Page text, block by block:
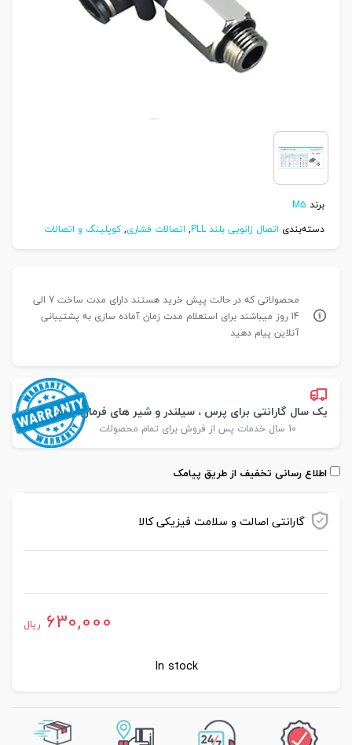
برند M5
دسته‌بندی اتصال زانویی بلند PLL , اتصالات فشاری,کوپلینگ و اتصالات
محصولاتی که در حالت پیش خرید هستند دارای مدت ساخت 7 الی
14 روز میباشند برای استعلام مدت زمان آماده سازی به پشتیبانی
آنلاین پیام دهید
یک سال گارانتی برای پرس ، سیلندر و شیر های فرمان پارس
10 سال خدمات پس از فروش برای تمام محصولات
اطلاع رسانی تخفیف از طریق پیامک
گارانتی اصالت و سلامت فیزیکی کالا
630,000 ریال
In stock